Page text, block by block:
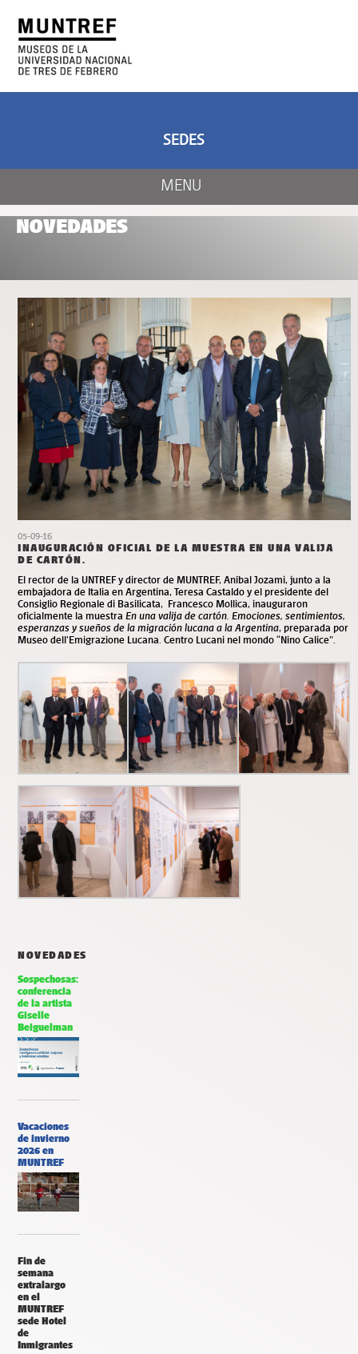
NOVEDADES
05-09-16
INAUGURACIÓN OFICIAL DE LA MUESTRA EN UNA VALIJA
DE CARTÓN.
El rector de la UNTREF y director de MUNTREF, Aníbal Jozami, junto a la
embajadora de Italia en Argentina, Teresa Castaldo y el presidente del
Consiglio Regionale di Basilicata, Francesco Mollica, inauguraron
oficialmente la muestra En una valija de cartón. Emociones, sentimientos,
esperanzas y sueños de la migración lucana a la Argentina, preparada por
Museo dell’Emigrazione Lucana. Centro Lucani nel mondo “Nino Calice”.
NOVEDADES
Sospechosas:
conferencia
de la artista
Giselle
Beiguelman
Vacaciones
de invierno
2026 en
MUNTREF
Fin de
semana
extralargo
en el
MUNTREF
sede Hotel
de
Inmigrantes
MENU
SEDES
CENTRO DE ARTE
Y NATURALEZA
ARTE Y CIENCIA